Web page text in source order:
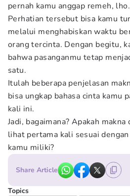
pernah kamu anggap remeh, lho.
Perhatian tersebut bisa kamu
melalui menghabiskan waktu
orang tercinta. Dengan begitu,
bahwa pasanganmu tetap
satu.
Itulah beberapa penjelasan
bisa ungkap bahasa cinta kamu
kali ini.
Jadi, bagaimana? Apakah
lihat pertama kali sesuai
kamu miliki?
Share Article
Topics